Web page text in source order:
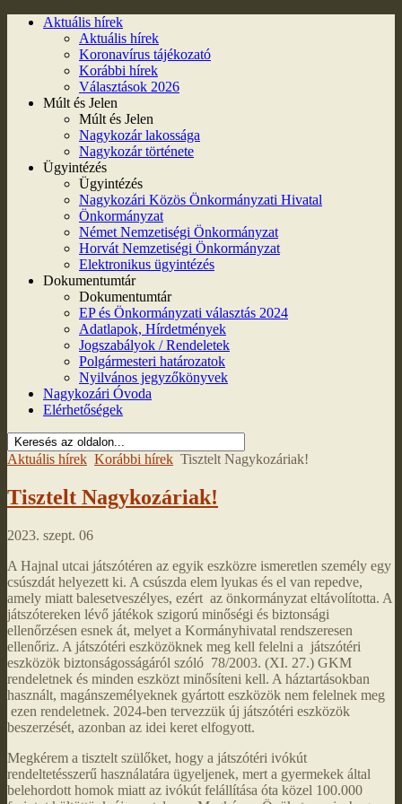
Aktuális hírek
Aktuális hírek
Koronavírus tájékozató
Korábbi hírek
Választások 2026
Múlt és Jelen
Múlt és Jelen
Nagykozár lakossága
Nagykozár története
Ügyintézés
Ügyintézés
Nagykozári Közös Önkormányzati Hivatal
Önkormányzat
Német Nemzetiségi Önkormányzat
Horvát Nemzetiségi Önkormányzat
Elektronikus ügyintézés
Dokumentumtár
Dokumentumtár
EP és Önkormányzati választás 2024
Adatlapok, Hírdetmények
Jogszabályok / Rendeletek
Polgármesteri határozatok
Nyilvános jegyzőkönyvek
Nagykozári Óvoda
Elérhetőségek
Aktuális hírek Korábbi hírek Tisztelt Nagykozáriak!
Tisztelt Nagykozáriak!
2023. szept. 06
A Hajnal utcai játszótéren az egyik eszközre ismeretlen személy egy
csúszdát helyezett ki. A csúszda elem lyukas és el van repedve,
amely miatt balesetveszélyes, ezért az önkormányzat eltávolította. A
játszótereken lévő játékok szigorú minőségi és biztonsági
ellenőrzésen esnek át, melyet a Kormányhivatal rendszeresen
ellenőriz. A játszótéri eszközöknek meg kell felelni a játszótéri
eszközök biztonságosságáról szóló 78/2003. (XI. 27.) GKM
rendeletnek és minden eszközt minősíteni kell. A háztartásokban
használt, magánszemélyeknek gyártott eszközök nem felelnek meg
ezen rendeletnek. 2024-ben tervezzük új játszótéri eszközök
beszerzését, azonban az idei keret elfogyott.
Megkérem a tisztelt szülőket, hogy a játszótéri ivókút
rendeltetésszerű használatára ügyeljenek, mert a gyermekek által
belehordott homok miatt az ivókút felállítása óta közel 100.000